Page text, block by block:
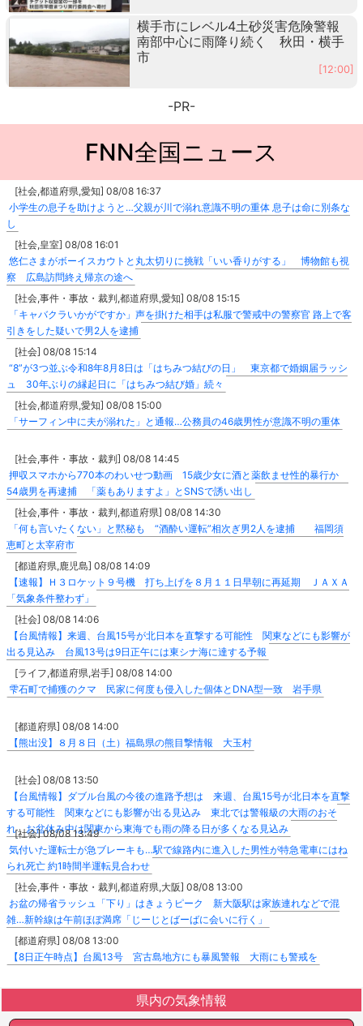
横手市にレベル4土砂災害危険警報
南部中心に雨降り続く 秋田・横手
市
[12:00]
-PR-
FNN全国ニュース
[社会,都道府県,愛知] 08/08 16:37
小学生の息子を助けようと…父親が川で溺れ意識不明の重体 息子は命に別条な
し
[社会,皇室] 08/08 16:01
悠仁さまがボーイスカウトと丸太切りに挑戦「いい香りがする」 博物館も視
察 広島訪問終え帰京の途へ
[社会,事件・事故・裁判,都道府県,愛知] 08/08 15:15
「キャバクラいかがですか」声を掛けた相手は私服で警戒中の警察官 路上で客
引きをした疑いで男2人を逮捕
[社会] 08/08 15:14
“8”が3つ並ぶ令和8年8月8日は「はちみつ結びの日」 東京都で婚姻届ラッシ
ュ 30年ぶりの縁起日に「はちみつ結び婚」続々
[社会,都道府県,愛知] 08/08 15:00
「サーフィン中に夫が溺れた」と通報…公務員の46歳男性が意識不明の重体
[社会,事件・事故・裁判] 08/08 14:45
押収スマホから770本のわいせつ動画 15歳少女に酒と薬飲ませ性的暴行か
54歳男を再逮捕 「薬もありますよ」とSNSで誘い出し
[社会,事件・事故・裁判,都道府県] 08/08 14:30
「何も言いたくない」と黙秘も “酒酔い運転”相次ぎ男2人を逮捕 福岡須
恵町と太宰府市
[都道府県,鹿児島] 08/08 14:09
【速報】Ｈ３ロケット９号機 打ち上げを８月１１日早朝に再延期 ＪＡＸＡ
「気象条件整わず」
[社会] 08/08 14:06
【台風情報】来週、台風15号が北日本を直撃する可能性 関東などにも影響が
出る見込み 台風13号は9日正午には東シナ海に達する予報
[ライフ,都道府県,岩手] 08/08 14:00
雫石町で捕獲のクマ 民家に何度も侵入した個体とDNA型一致 岩手県
[都道府県] 08/08 14:00
【熊出没】８月８日（土）福島県の熊目撃情報 大玉村
[社会] 08/08 13:50
【台風情報】ダブル台風の今後の進路予想は 来週、台風15号が北日本を直撃
する可能性 関東などにも影響が出る見込み 東北では警報級の大雨のおそ
れ お盆休み中は関東から東海でも雨の降る日が多くなる見込み
[社会] 08/08 13:49
気付いた運転士が急ブレーキも…駅で線路内に進入した男性が特急電車にはね
られ死亡 約1時間半運転見合わせ
[社会,事件・事故・裁判,都道府県,大阪] 08/08 13:00
お盆の帰省ラッシュ「下り」はきょうピーク 新大阪駅は家族連れなどで混
雑…新幹線は午前ほぼ満席「じーじとばーばに会いに行く」
[都道府県] 08/08 13:00
【8日正午時点】台風13号 宮古島地方にも暴風警報 大雨にも警戒を
県内の気象情報